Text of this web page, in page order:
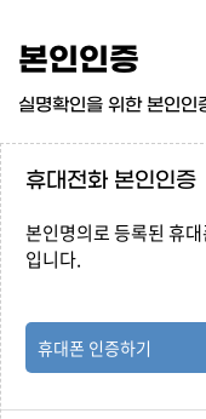
본인인증
실명확인을 위한 본인인
휴대전화 본인인증
본인명의로 등록된 휴
입니다.
휴대폰 인증하기